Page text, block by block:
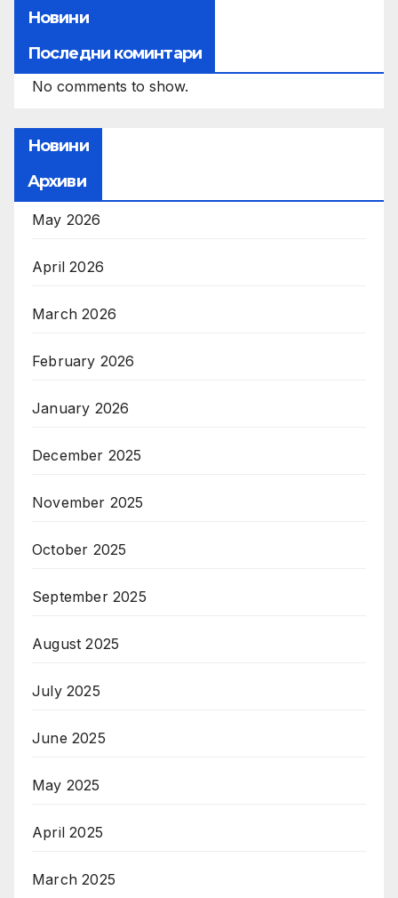
Новини
Последни коминтари
No comments to show.
Новини
Архиви
May 2026
April 2026
March 2026
February 2026
January 2026
December 2025
November 2025
October 2025
September 2025
August 2025
July 2025
June 2025
May 2025
April 2025
March 2025